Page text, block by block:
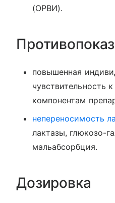
(ОРВИ).
повышенная
чувствительность
компонентам
непереносимость
лактазы, глюкозо-
мальабсорбция.
Дозировка